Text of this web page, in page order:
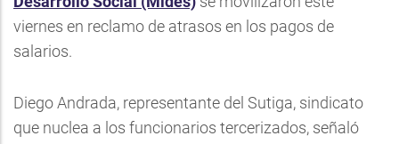
viernes en reclamo de atrasos en los pagos de
salarios.
Diego Andrada, representante del Sutiga, sindicato
que nuclea a los funcionarios tercerizados, señaló